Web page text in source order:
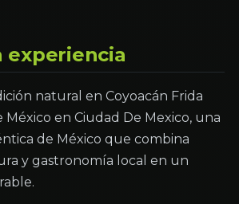
experiencia
natural en Coyoacán Frida
México en Ciudad De Mexico, una
de México que combina
y gastronomía local en un